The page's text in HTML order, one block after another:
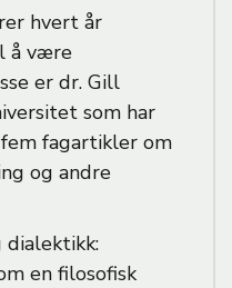
hvert år
å være
er dr. Gill
som har
fagartikler om
og andre
dialektikk:
en filosofisk